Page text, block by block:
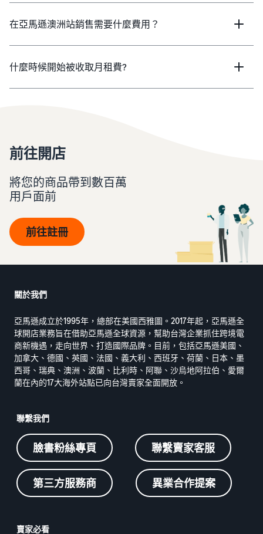
在亞馬遜澳洲站銷售需要什麼費用？
什麼時候開始被收取月租費?
前往開店
將您的商品帶到數百萬
用戶面前
前往註冊
關於我們
亞馬遜成立於1995年，總部在美國西雅圖。2017年起，亞馬遜全
球開店業務旨在借助亞馬遜全球資源，幫助台灣企業抓住跨境電
商新機遇，走向世界、打造國際品牌。目前，包括亞馬遜美國、
加拿大、德國、英國、法國、義大利、西班牙、荷蘭、日本、墨
西哥、瑞典、澳洲、波蘭、比利時、阿聯、沙烏地阿拉伯、愛爾
蘭在內的17大海外站點已向台灣賣家全面開放。
聯繫我們
臉書粉絲專頁 聯繫賣家客服
第三方服務商 異業合作提案
賣家必看